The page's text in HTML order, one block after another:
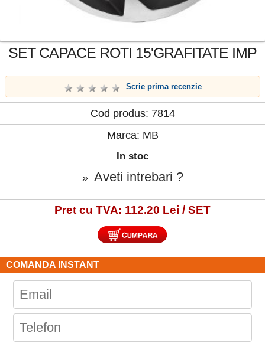
SET CAPACE ROTI 15'GRAFITATE IMP
Scrie prima recenzie
Cod produs: 7814
Marca: MB
In stoc
» Aveti intrebari ?
Pret cu TVA: 112.20 Lei / SET
COMANDA INSTANT